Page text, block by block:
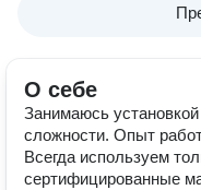
О себе
Занимаюсь
сложности. Опыт
Всегда используем
сертифицированные